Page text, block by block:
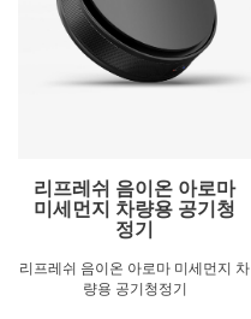
리프레쉬 음이온 아로마
미세먼지 차량용 공기청
정기
리프레쉬 음이온 아로마 미세먼지 차
량용 공기청정기